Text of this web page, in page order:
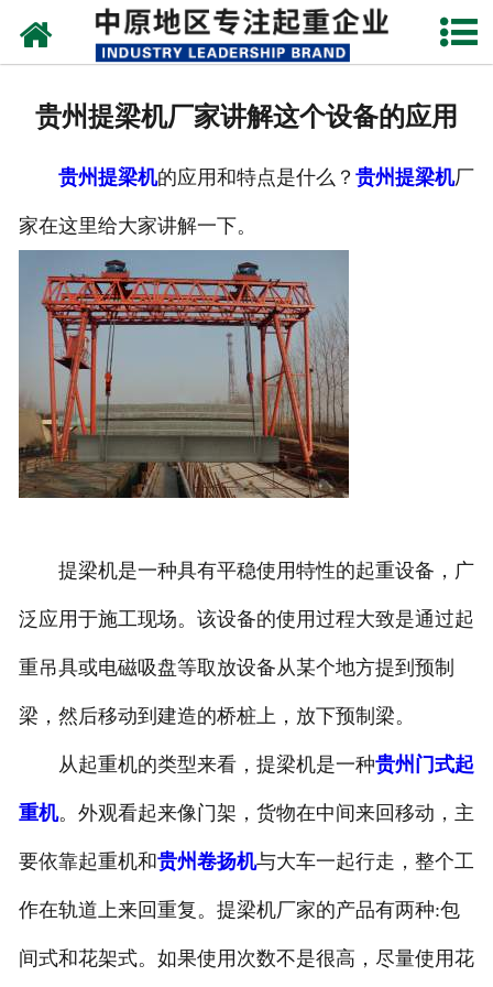
网站首页
资质荣誉
企业视频
成功案例
联系我们
贵州提梁机厂家讲解这个设备的应用
贵州提梁机的应用和特点是什么？ 贵州提梁机厂
家在这里给大家讲解一下。
提梁机是一种具有平稳使用特性的起重设备，广
泛应用于施工现场。该设备的使用过程大致是通过起
重吊具或电磁吸盘等取放设备从某个地方提到预制
梁，然后移动到建造的桥桩上，放下预制梁。
从起重机的类型来看，提梁机是一种贵州门式起
重机。外观看起来像门架，货物在中间来回移动，主
要依靠起重机和贵州卷扬机与大车一起行走，整个工
作在轨道上来回重复。提梁机厂家的产品有两种:包
间式和花架式。如果使用次数不是很高，尽量使用花